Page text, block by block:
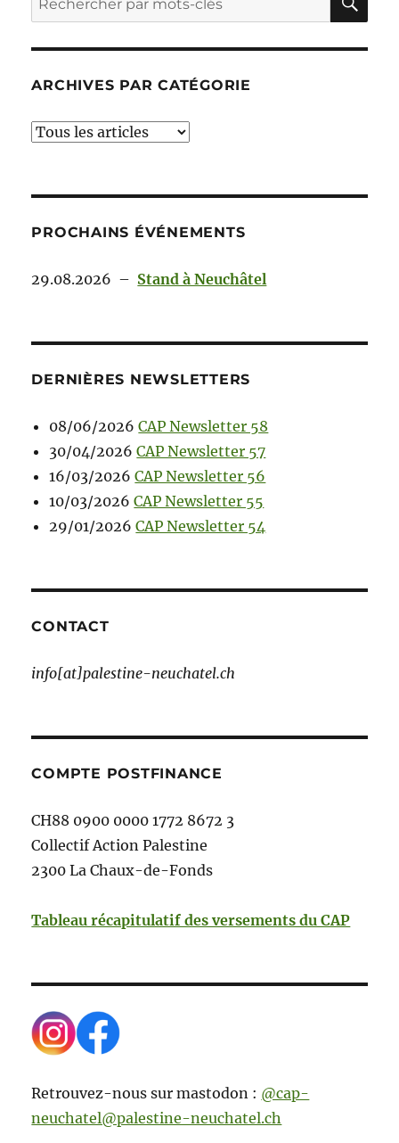
ARCHIVES PAR CATÉGORIE
PROCHAINS ÉVÉNEMENTS
29.08.2026 – Stand à Neuchâtel
DERNIÈRES NEWSLETTERS
08/06/2026 CAP Newsletter 58
30/04/2026 CAP Newsletter 57
16/03/2026 CAP Newsletter 56
10/03/2026 CAP Newsletter 55
29/01/2026 CAP Newsletter 54
CONTACT
info[at]palestine-neuchatel.ch
COMPTE POSTFINANCE
CH88 0900 0000 1772 8672 3
Collectif Action Palestine
2300 La Chaux-de-Fonds
Tableau récapitulatif des versements du CAP
Retrouvez-nous sur mastodon : @cap-
neuchatel@palestine-neuchatel.ch